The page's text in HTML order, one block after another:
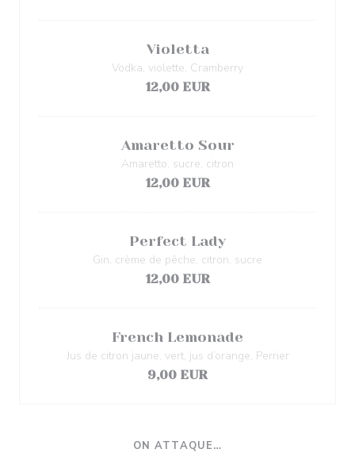
Violetta
Vodka, violette, Cramberry
12,00 EUR
Amaretto Sour
Amaretto, sucre, citron
12,00 EUR
Perfect Lady
Gin, crème de pêche, citron, sucre
12,00 EUR
French Lemonade
Jus de citron jaune, vert, jus d’orange, Perrier
9,00 EUR
ON ATTAQUE…